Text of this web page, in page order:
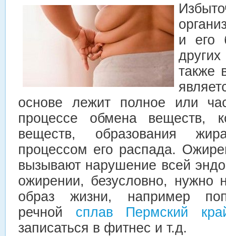
и его
также
основе лежит полное или
процессе обмена веществ,
веществ, образования
процессом его распада.
вызывают нарушение всей
ожирении, безусловно, нужно
образ жизни, например
речной сплав Пермский
записаться в фитнес и т.д.